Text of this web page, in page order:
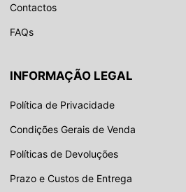
Contactos
FAQs
INFORMAÇÃO LEGAL
Política de Privacidade
Condições Gerais de Venda
Políticas de Devoluções
Prazo e Custos de Entrega